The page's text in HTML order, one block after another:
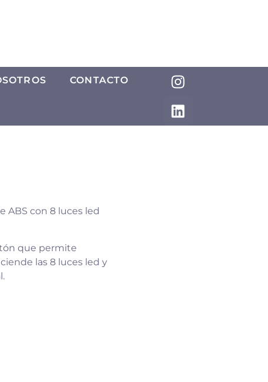
CONTACTO
ABS con 8 luces led
que permite
las 8 luces led y